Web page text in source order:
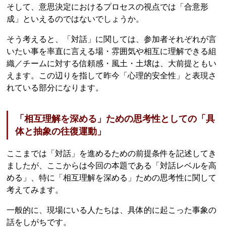
そして、意思決定におけるプロセスの視点では「合意形
成」といえるのではないでしょうか。
そう考えると、「対話」に関しては、参加者それぞれが言
いたい事を率直に言える場・雰囲気や相互に理解できる組
織／チームに対する信頼感・風土・土壌は、大前提ともい
えます。この辺りを指して昨今「心理的安全性」と表現さ
れている部分になります。
「相互理解を深める」ための思考性としての「具
体と抽象の往復運動」
ここまでは「対話」を進めるための前提条件を記述してき
ましたが、ここからは今回の本題である「対話レベルを高
める」、特に「相互理解を深める」ための思考性に関して
考えてみます。
一般的に、現場にいる人たちは、具体的に起こった事象の
話をしがちです。